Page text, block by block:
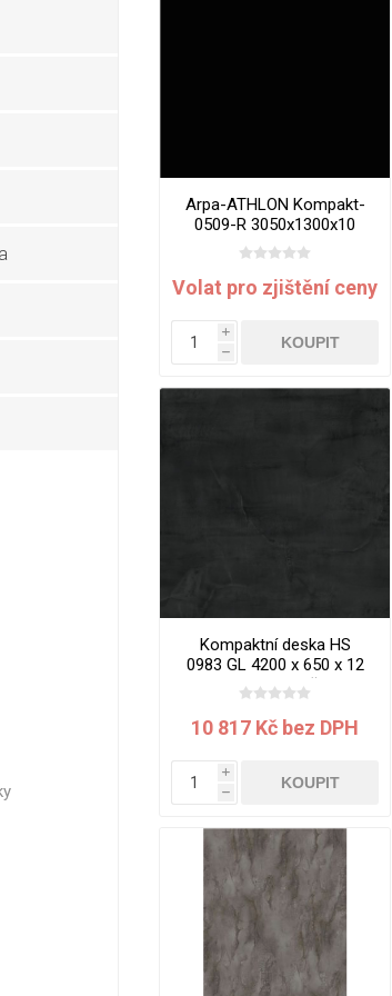
K lakování
kompakty
KOVOLAMINÁTY
Odolné proti
poškrábání
Protitažné
Lamináty s
ekologickou
kůží
VÝPRODEJ FSC®
Arpa-ATHLON Kompakt-
0509-R 3050x1300x10
Volat pro zjištění ceny
i
h
KOUPIT
Kompaktní deska HS
0983 GL 4200 x 650 x 12
mm Slag jádro černé
10 817 Kč bez DPH
i
h
KOUPIT